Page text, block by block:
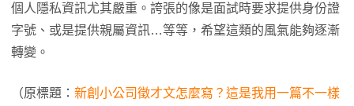
個人隱私資訊尤其嚴重。誇張的像是面試時要求提供身份證
字號、或是提供親屬資訊…等等，希望這類的風氣能夠逐漸
轉變。
（原標題： 新創小公司徵才文怎麼寫？這是我用一篇不一樣